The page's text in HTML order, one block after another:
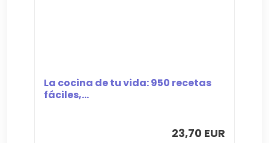
La cocina de tu vida: 950 recetas
fáciles,...
23,70 EUR